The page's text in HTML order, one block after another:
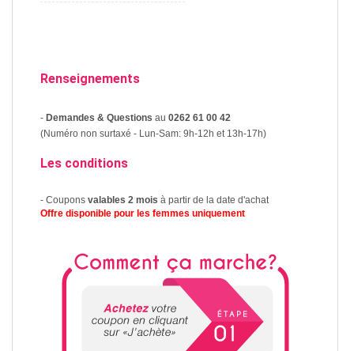
Renseignements
- Demandes & Questions au 0262 61 00 42
(Numéro non surtaxé - Lun-Sam: 9h-12h et 13h-17h)
Les conditions
- Coupons valables 2 mois à partir de la date d'achat
Offre disponible pour les femmes uniquement